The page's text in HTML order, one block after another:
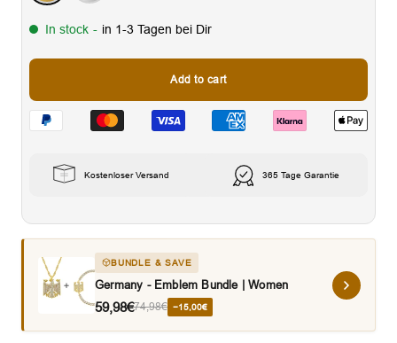
In stock - in 1-3 Tagen bei Dir
Add to cart
Kostenloser Versand 365 Tage Garantie
BUNDLE & SAVE
Germany - Emblem Bundle | Women
59,98€74,98€ −15,00€